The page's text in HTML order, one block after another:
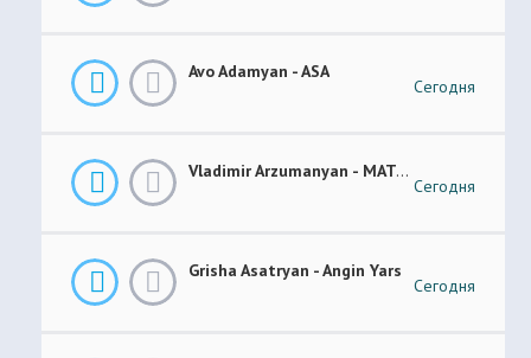
Avo Adamyan - ASA
Сегодня
Vladimir Arzumanyan - MATANI
Сегодня
Grisha Asatryan - Angin Yars
Сегодня